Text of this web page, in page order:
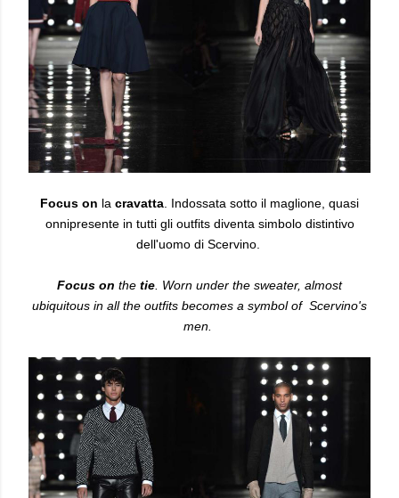
Focus on la cravatta . Indossata sotto il maglione, quasi
onnipresente in tutti gli outfits diventa simbolo distintivo
dell'uomo di Scervino.
Focus on the tie . Worn under the sweater, almost
ubiquitous in all the outfits becomes a symbol of Scervino's
men.